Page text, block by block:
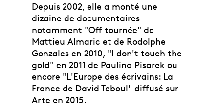
Depuis 2002, elle a monté une
dizaine de documentaires
notamment "Off tournée" de
Mattieu Almaric et de Rodolphe
Gonzales en 2010, "I don't touch the
gold" en 2011 de Paulina Pisarek ou
encore "L'Europe des écrivains: La
France de David Teboul" diffusé sur
Arte en 2015.